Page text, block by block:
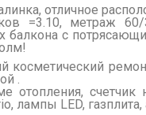
отличное
=3.10, метраж
балкона c
косметический
.
отопления,
лампы LED,